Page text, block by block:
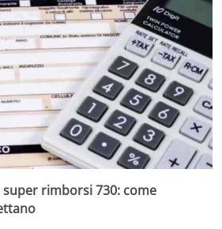
rimborsi 730: come